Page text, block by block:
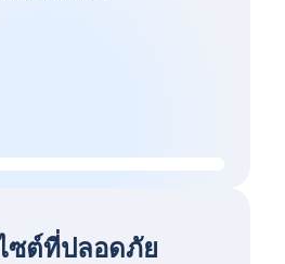
ซต์ที่ปลอดภัย